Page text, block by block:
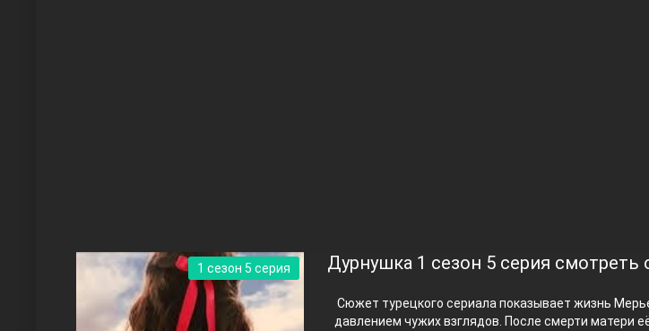
Дурнушка 1 сезон 5 серия смотреть
Сюжет турецкого сериала показывает жизнь
давлением чужих взглядов. После смерти матери
1 сезон 5 серия